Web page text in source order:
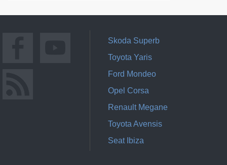
Skoda Superb
Toyota Yaris
Ford Mondeo
Opel Corsa
Renault Megane
Toyota Avensis
Seat Ibiza